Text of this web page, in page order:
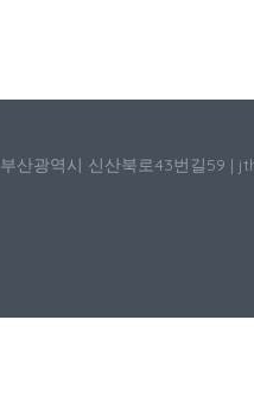
부산광역시 신산북로43번길59 |